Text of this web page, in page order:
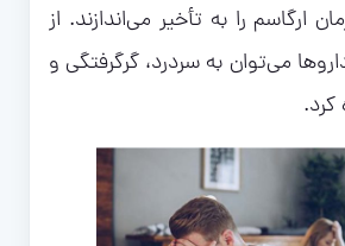
ارگاسم را به تأخیر می‌اندازند. از
می‌توان به سردرد، گرگرفتگی و